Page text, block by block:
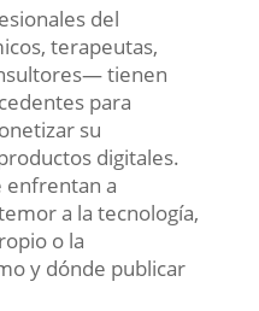
del
terapeutas,
tienen
para
su
digitales.
enfrentan a
a la tecnología,
o la
y dónde publicar